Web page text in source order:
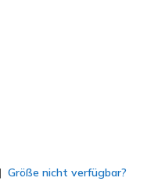
Größe nicht verfügbar?